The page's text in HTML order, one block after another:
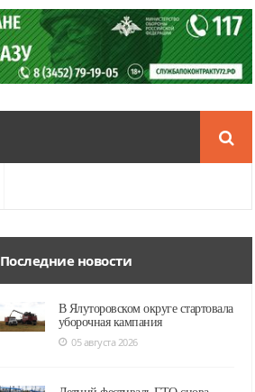
Последние новости
В Ялуторовском округе стартовала
уборочная кампания
05 августа 2026